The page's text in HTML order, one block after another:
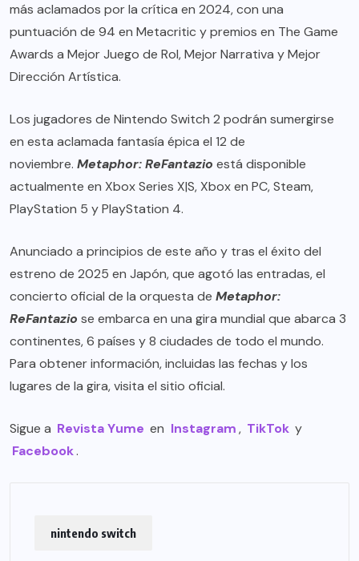
más aclamados por la crítica en 2024, con una
puntuación de 94 en Metacritic y premios en The Game
Awards a Mejor Juego de Rol, Mejor Narrativa y Mejor
Dirección Artística.
Los jugadores de Nintendo Switch 2 podrán sumergirse
en esta aclamada fantasía épica el 12 de
noviembre. Metaphor: ReFantazio está disponible
actualmente en Xbox Series X|S, Xbox en PC, Steam,
PlayStation 5 y PlayStation 4.
Anunciado a principios de este año y tras el éxito del
estreno de 2025 en Japón, que agotó las entradas, el
concierto oficial de la orquesta de Metaphor:
ReFantazio se embarca en una gira mundial que abarca 3
continentes, 6 países y 8 ciudades de todo el mundo.
Para obtener información, incluidas las fechas y los
lugares de la gira, visita el sitio oficial.
Sigue a Revista Yume en Instagram, TikTok y
Facebook.
nintendo switch